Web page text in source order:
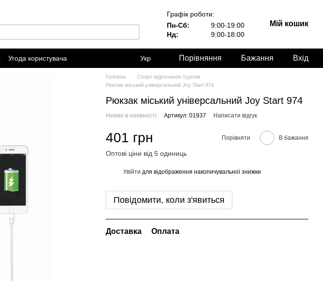
Графік роботи:
Пн-Сб:
9:00-19:00
Нд:
9:00-18:00
Мій кошик
Угода користувача
Укр Порівняння Бажання Вхід
Головна
Спорт-відпочинок-туризм
Рюкзак міський універсальний Joy Start 974
Рюкзак міський універсальний Joy Start 974
Немає в наявності Артикул: 01937 Написати відгук
401 грн Порівняти В бажання
Оптові ціни від 5 одиниць
Увійти для відображення накопичувальної знижки
Повідомити, коли з'явиться
Доставка Оплата